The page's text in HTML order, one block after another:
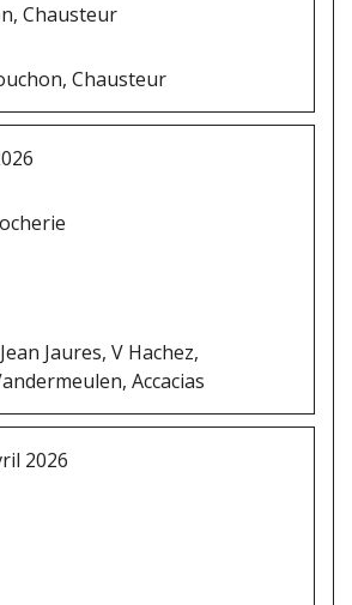
Chausteur
Chausteur
Jaures, V Hachez,
Accacias
2026